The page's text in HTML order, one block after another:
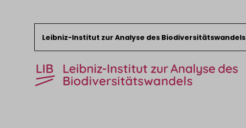
Zum Inhalt springen
Leibniz-Institut zur Analyse des Biodiversitätswandels